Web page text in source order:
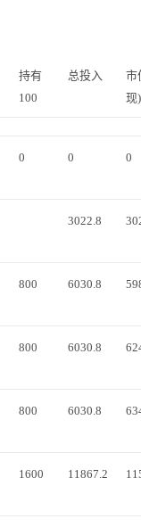
持有
100
总投入
市
现)
0 0 0
3022.8
800 6030.8
800 6030.8
800 6030.8
1600 11867.2